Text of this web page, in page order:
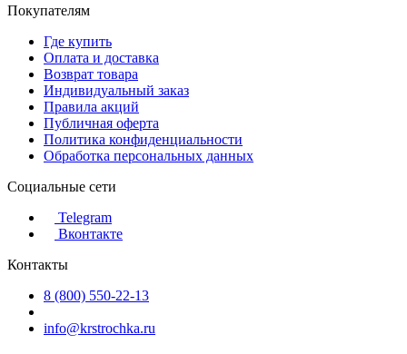
Покупателям
Где купить
Оплата и доставка
Возврат товара
Индивидуальный заказ
Правила акций
Публичная оферта
Политика конфиденциальности
Обработка персональных данных
Социальные сети
Telegram
Вконтакте
Контакты
8 (800) 550-22-13
info@krstrochka.ru